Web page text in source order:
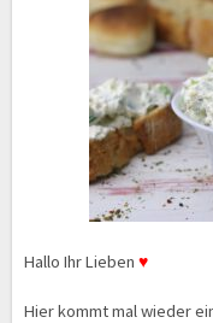
Hallo Ihr Lieben ♥
Hier kommt mal wieder